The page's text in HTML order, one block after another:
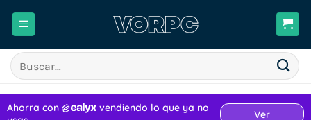
Buscar
por: